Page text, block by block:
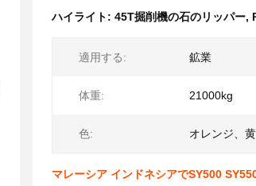
ハイライト: 45T掘削機の石のリッパー,
適用する: 鉱業
体重: 21000kg
色: オレンジ、
マレーシア インドネシアでSY500